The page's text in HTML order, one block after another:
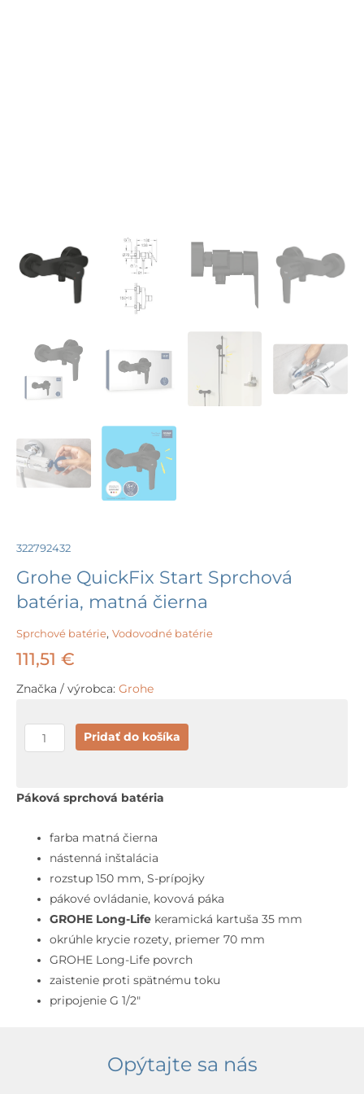
322792432
Grohe QuickFix Start Sprchová
batéria, matná čierna
Sprchové batérie, Vodovodné batérie
111,51 €
Značka / výrobca: Grohe
množstvo
Grohe
Start
batéria,
matná
čierna
Pridať do košíka
Páková sprchová batéria
farba matná čierna
nástenná inštalácia
rozstup 150 mm, S-prípojky
pákové ovládanie, kovová páka
GROHE Long-Life keramická kartuša 35 mm
okrúhle krycie rozety, priemer 70 mm
GROHE Long-Life povrch
zaistenie proti spätnému toku
pripojenie G 1/2″
Opýtajte sa nás